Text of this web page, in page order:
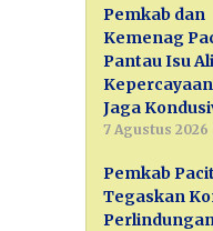
Pemkab dan
Kemenag
Pantau Isu
Jaga
7 Agustus 2026
Pemkab
Tegaskan